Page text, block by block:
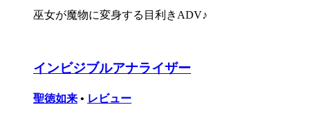
巫女が魔物に変身する目利きADV♪
インビジブルアナライザー
聖徳如来 • レビュー